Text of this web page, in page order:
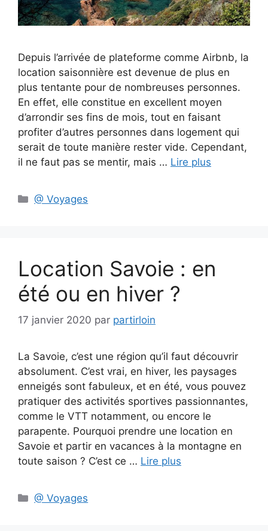
Depuis l’arrivée de plateforme comme Airbnb, la
location saisonnière est devenue de plus en
plus tentante pour de nombreuses personnes.
En effet, elle constitue en excellent moyen
d’arrondir ses fins de mois, tout en faisant
profiter d’autres personnes dans logement qui
serait de toute manière rester vide. Cependant,
il ne faut pas se mentir, mais … Lire plus
Catégories
@ Voyages
Location Savoie : en
été ou en hiver ?
17 janvier 2020 par partirloin
La Savoie, c’est une région qu’il faut découvrir
absolument. C’est vrai, en hiver, les paysages
enneigés sont fabuleux, et en été, vous pouvez
pratiquer des activités sportives passionnantes,
comme le VTT notamment, ou encore le
parapente. Pourquoi prendre une location en
Savoie et partir en vacances à la montagne en
toute saison ? C’est ce … Lire plus
Catégories
@ Voyages